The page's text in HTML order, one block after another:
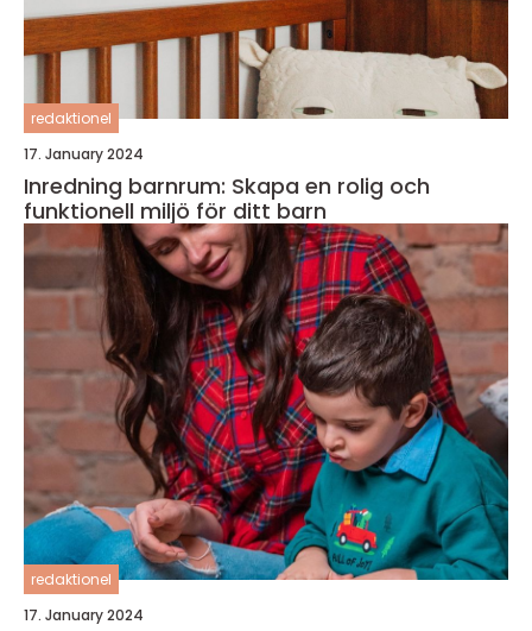
redaktionel
17. January 2024
Inredning barnrum: Skapa en rolig och
funktionell miljö för ditt barn
redaktionel
17. January 2024